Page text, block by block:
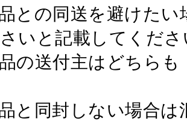
との同送を避けた
いと記載してくださ
の送付主はどちら
と同封しない場合